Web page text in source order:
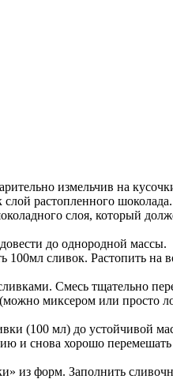
измельчив на
растопленного
слоя, который
довести до однородной массы.
сливок. Растопить на
Смесь тщательно
миксером или просто
(100 мл) до
и снова хорошо
из форм. Заполнить